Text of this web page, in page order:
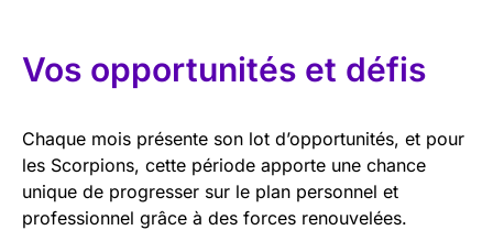
Vos opportunités et défis
Chaque mois présente son lot d’opportunités, et pour
les Scorpions, cette période apporte une chance
unique de progresser sur le plan personnel et
professionnel grâce à des forces renouvelées.